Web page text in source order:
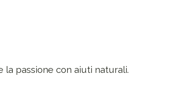
la passione con aiuti naturali.